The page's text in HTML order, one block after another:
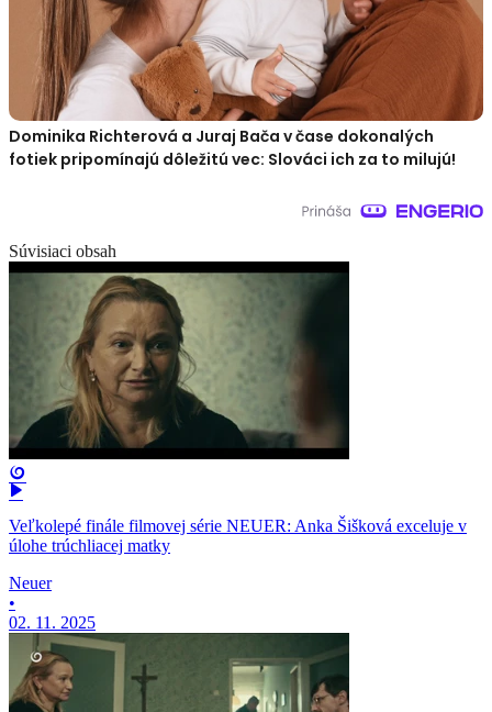
Dominika Richterová a Juraj Bača v čase dokonalých
fotiek pripomínajú dôležitú vec: Slováci ich za to milujú!
Súvisiaci obsah
Veľkolepé finále filmovej série NEUER: Anka Šišková exceluje v
úlohe trúchliacej matky
Neuer
•
02. 11. 2025